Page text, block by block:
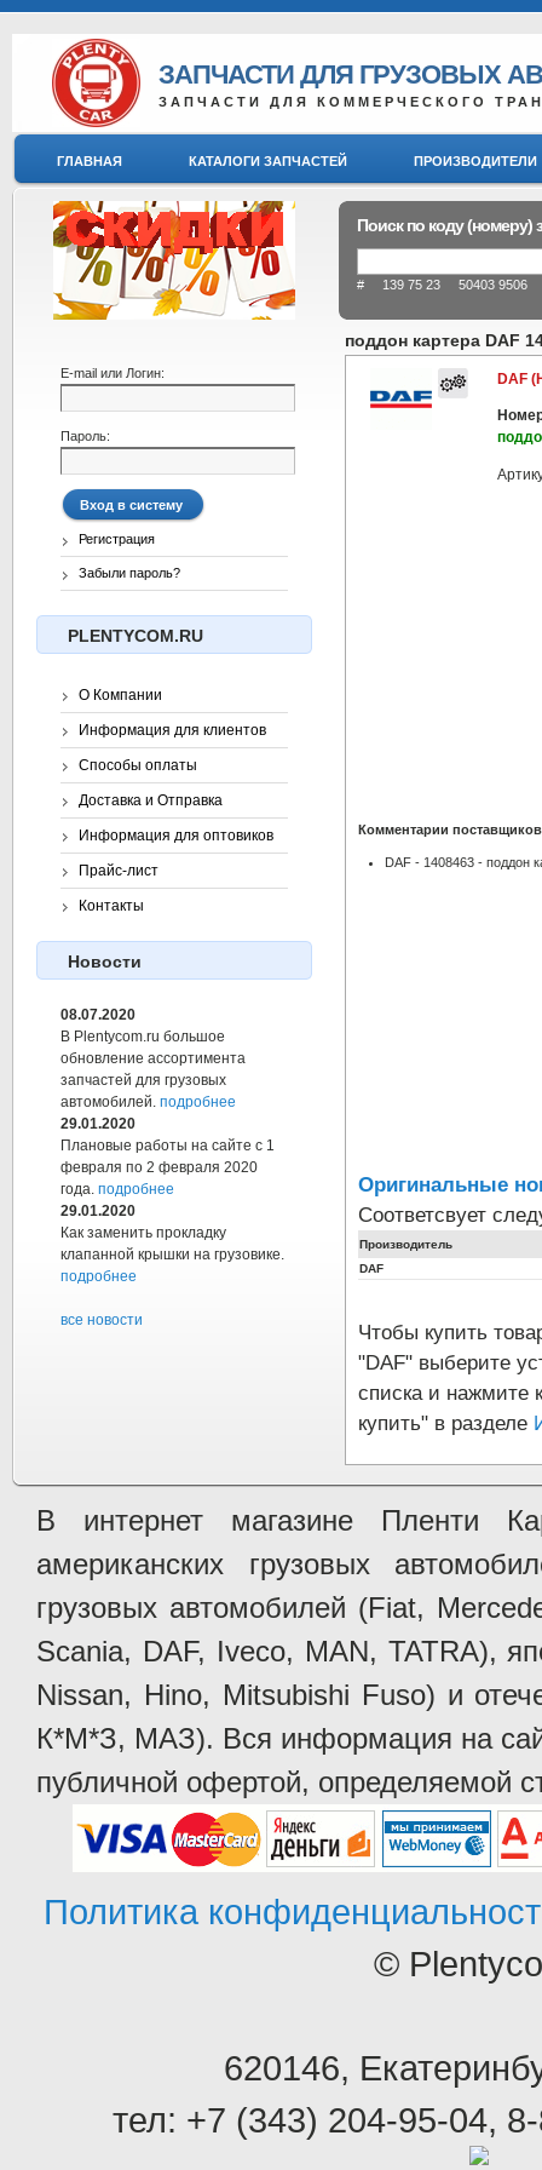
ЗАПЧАСТИ ДЛЯ ГРУЗОВЫХ
ЗАПЧАСТИ ДЛЯ КОММЕРЧЕСКОГО
ГЛАВНАЯ КАТАЛОГИ ЗАПЧАСТЕЙ ПРОИЗВОДИТЕЛИ
Поиск по коду (номеру)
# 139 75 23 50403 9506
поддон картера DAF
DAF
Комментарии
DAF - 1408463 - поддон
Оригинальные
Соответсвует
Производитель
DAF
Чтобы купить
"DAF" выберите
списка и нажмите
купить" в разделе
E-mail или Логин:
Пароль:
Регистрация
Забыли пароль?
PLENTYCOM.RU
О Компании
Информация для клиентов
Способы оплаты
Доставка и Отправка
Информация для оптовиков
Прайс-лист
Контакты
Новости
08.07.2020
В Plentycom.ru большое
обновление ассортимента
запчастей для грузовых
автомобилей. подробнее
29.01.2020
Плановые работы на сайте с 1
февраля по 2 февраля 2020
года. подробнее
29.01.2020
Как заменить прокладку
клапанной крышки на грузовике.
подробнее
все новости
В интернет магазине Пленти
американских грузовых
грузовых автомобилей (Fiat,
Scania, DAF, Iveco, MAN, TATRA),
Nissan, Hino, Mitsubishi Fuso) и
К*М*З, МАЗ). Вся информация на
публичной офертой, определяемой
Политика
©
620146,
тел: +7 (343) 204-95-04,